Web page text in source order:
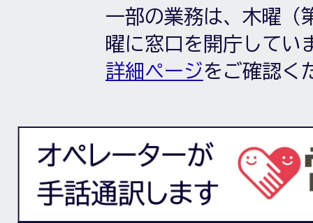
一部の業務は、木曜（
曜に窓口を開庁してい
詳細ページをご確認く